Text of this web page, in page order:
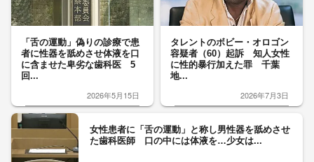
「舌の運動」偽りの診療で患
者に性器を舐めさせ体液を口
に含ませた卑劣な歯科医 5
回...
2026年5月15日
タレントのボビー・オロゴン
容疑者（60）起訴 知人女性
に性的暴行加えた罪 千葉
地...
2026年7月3日
女性患者に「舌の運動」と称し男性器を舐めさせ
た歯科医師 口の中には体液を…少女は...